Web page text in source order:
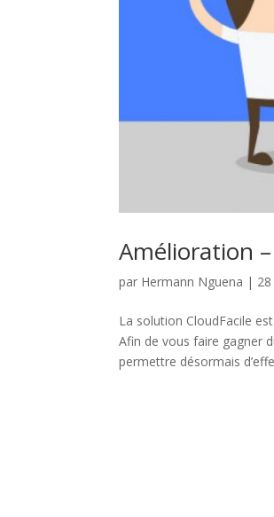
Amélioration
par Hermann Nguena |
La solution CloudFacile
Afin de vous faire gagner
permettre désormais